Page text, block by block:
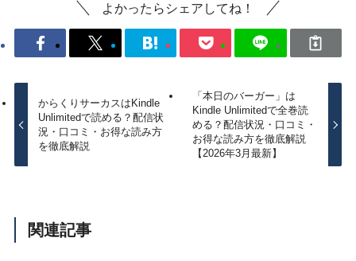
よかったらシェアしてね！
からくりサーカスはKindle
Unlimitedで読める？配信状
況・口コミ・お得な読み方
を徹底解説
「本日のバーガー」は
Kindle Unlimitedで全巻読
める？配信状況・口コミ・
お得な読み方を徹底解説
【2026年3月最新】
関連記事